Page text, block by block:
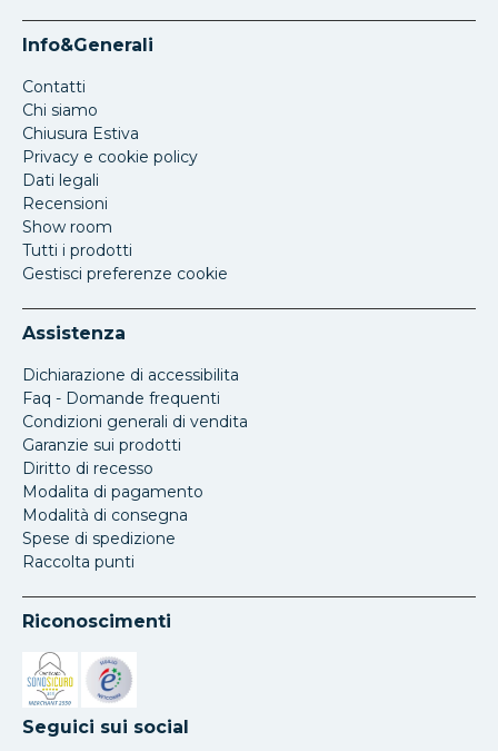
Info&Generali
Contatti
Chi siamo
Chiusura Estiva
Privacy e cookie policy
Dati legali
Recensioni
Show room
Tutti i prodotti
Gestisci preferenze cookie
Assistenza
Dichiarazione di accessibilita
Faq - Domande frequenti
Condizioni generali di vendita
Garanzie sui prodotti
Diritto di recesso
Modalita di pagamento
Modalità di consegna
Spese di spedizione
Raccolta punti
Riconoscimenti
Si apre in una nuova scheda
Si apre in una nuova scheda
Seguici sui social